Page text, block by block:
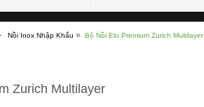
Nồi Inox Nhập Khẩu » Bộ Nồi Elo Premium Zurich Multilayer
Zurich Multilayer